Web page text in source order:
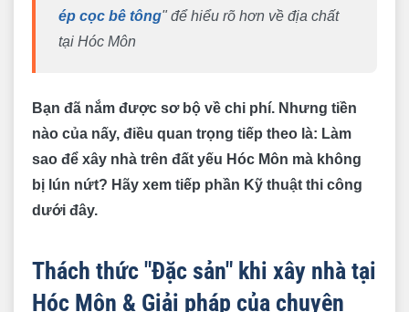
ép cọc bê tông" để hiểu rõ hơn về địa chất
tại Hóc Môn
Bạn đã nắm được sơ bộ về chi phí. Nhưng tiền
nào của nấy, điều quan trọng tiếp theo là: Làm
sao để xây nhà trên đất yếu Hóc Môn mà không
bị lún nứt? Hãy xem tiếp phần Kỹ thuật thi công
dưới đây.
Thách thức "Đặc sản" khi xây nhà tại
Hóc Môn & Giải pháp của chuyên